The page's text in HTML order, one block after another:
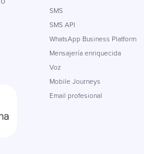
SMS
SMS API
WhatsApp Business Platform
Mensajería enriquecida
Voz
Mobile Journeys
Email profesional